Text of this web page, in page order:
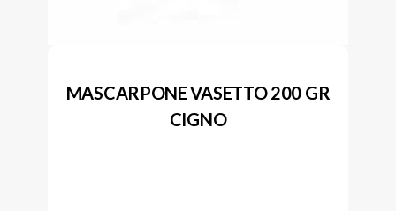
MASCARPONE VASETTO 200 GR
CIGNO